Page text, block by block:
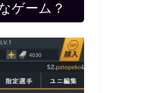
ゲーム？